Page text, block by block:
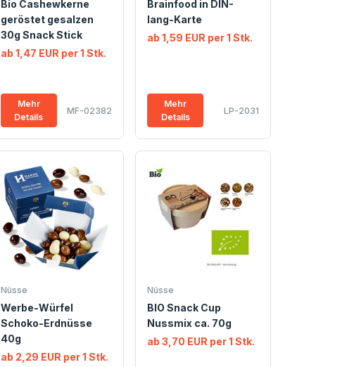
Bio Cashewkerne
geröstet gesalzen
30g Snack Stick
ab 1,47 EUR per 1 Stk.
Mehr
Details
MF-02382
Brainfood in DIN-
lang-Karte
ab 1,59 EUR per 1 Stk.
Mehr
Details
LP-2031
Nüsse
Werbe-Würfel
Schoko-Erdnüsse
40g
ab 2,29 EUR per 1 Stk.
Nüsse
BIO Snack Cup
Nussmix ca. 70g
ab 3,70 EUR per 1 Stk.